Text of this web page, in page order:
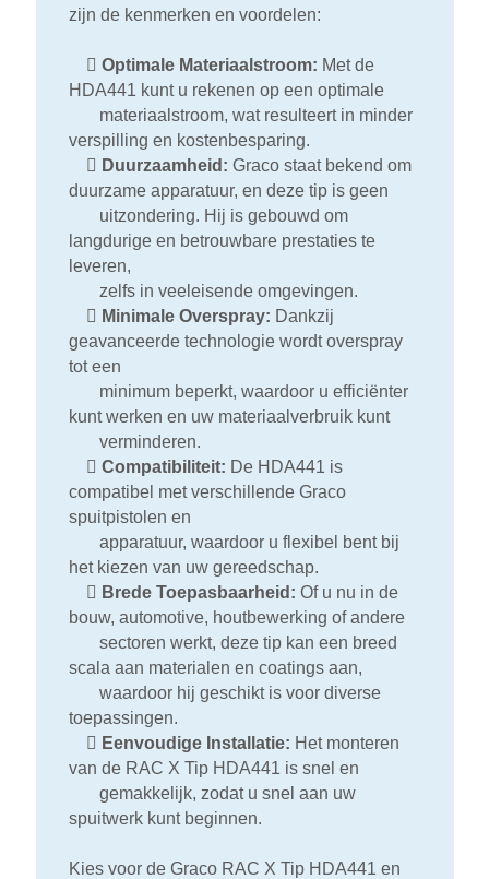
zijn de kenmerken en voordelen:
 Optimale Materiaalstroom: Met de
HDA441 kunt u rekenen op een optimale
materiaalstroom, wat resulteert in minder
verspilling en kostenbesparing.
 Duurzaamheid: Graco staat bekend om
duurzame apparatuur, en deze tip is geen
uitzondering. Hij is gebouwd om
langdurige en betrouwbare prestaties te
leveren,
zelfs in veeleisende omgevingen.
 Minimale Overspray: Dankzij
geavanceerde technologie wordt overspray
tot een
minimum beperkt, waardoor u efficiënter
kunt werken en uw materiaalverbruik kunt
verminderen.
 Compatibiliteit: De HDA441 is
compatibel met verschillende Graco
spuitpistolen en
apparatuur, waardoor u flexibel bent bij
het kiezen van uw gereedschap.
 Brede Toepasbaarheid: Of u nu in de
bouw, automotive, houtbewerking of andere
sectoren werkt, deze tip kan een breed
scala aan materialen en coatings aan,
waardoor hij geschikt is voor diverse
toepassingen.
 Eenvoudige Installatie: Het monteren
van de RAC X Tip HDA441 is snel en
gemakkelijk, zodat u snel aan uw
spuitwerk kunt beginnen.
Kies voor de Graco RAC X Tip HDA441 en